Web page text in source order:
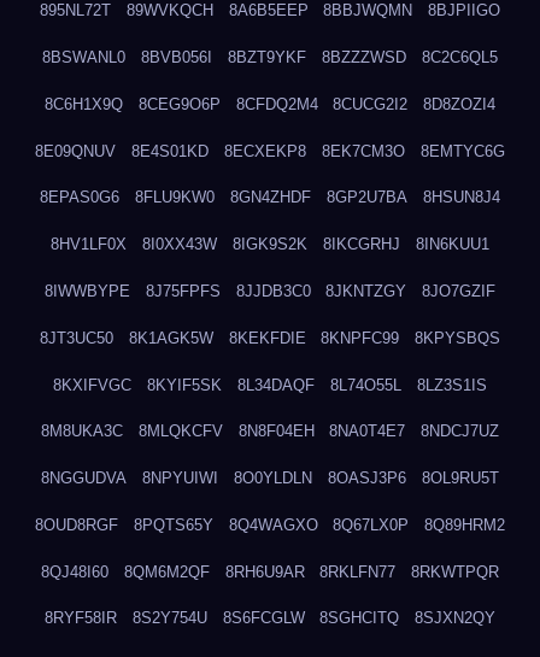
895NL72T 89WVKQCH 8A6B5EEP 8BBJWQMN 8BJPIIGO
8BSWANL0 8BVB056I 8BZT9YKF 8BZZZWSD 8C2C6QL5
8C6H1X9Q 8CEG9O6P 8CFDQ2M4 8CUCG2I2 8D8ZOZI4
8E09QNUV 8E4S01KD 8ECXEKP8 8EK7CM3O 8EMTYC6G
8EPAS0G6 8FLU9KW0 8GN4ZHDF 8GP2U7BA 8HSUN8J4
8HV1LF0X 8I0XX43W 8IGK9S2K 8IKCGRHJ 8IN6KUU1
8IWWBYPE 8J75FPFS 8JJDB3C0 8JKNTZGY 8JO7GZIF
8JT3UC50 8K1AGK5W 8KEKFDIE 8KNPFC99 8KPYSBQS
8KXIFVGC 8KYIF5SK 8L34DAQF 8L74O55L 8LZ3S1IS
8M8UKA3C 8MLQKCFV 8N8F04EH 8NA0T4E7 8NDCJ7UZ
8NGGUDVA 8NPYUIWI 8O0YLDLN 8OASJ3P6 8OL9RU5T
8OUD8RGF 8PQTS65Y 8Q4WAGXO 8Q67LX0P 8Q89HRM2
8QJ48I60 8QM6M2QF 8RH6U9AR 8RKLFN77 8RKWTPQR
8RYF58IR 8S2Y754U 8S6FCGLW 8SGHCITQ 8SJXN2QY